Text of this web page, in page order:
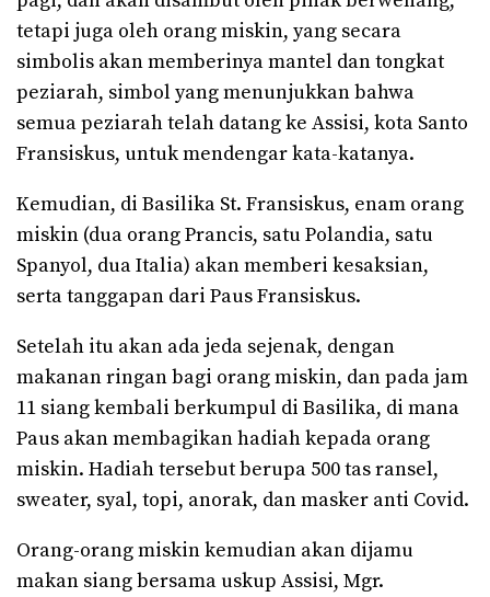
tetapi juga oleh orang miskin, yang secara
simbolis akan memberinya mantel dan tongkat
peziarah, simbol yang menunjukkan bahwa
semua peziarah telah datang ke Assisi, kota Santo
Fransiskus, untuk mendengar kata-katanya.
Kemudian, di Basilika St. Fransiskus, enam orang
miskin (dua orang Prancis, satu Polandia, satu
Spanyol, dua Italia) akan memberi kesaksian,
serta tanggapan dari Paus Fransiskus.
Setelah itu akan ada jeda sejenak, dengan
makanan ringan bagi orang miskin, dan pada jam
11 siang kembali berkumpul di Basilika, di mana
Paus akan membagikan hadiah kepada orang
miskin. Hadiah tersebut berupa 500 tas ransel,
sweater, syal, topi, anorak, dan masker anti Covid.
Orang-orang miskin kemudian akan dijamu
makan siang bersama uskup Assisi, Mgr.